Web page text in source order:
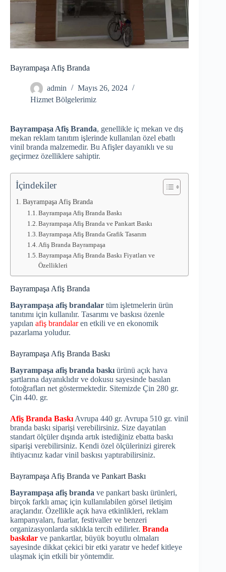
Bayrampaşa Afiş Branda
admin
Mayıs 26, 2024
Hizmet Bölgelerimiz
Bayrampaşa Afiş Branda, genellikle iç mekan ve dış
mekan reklam tanıtım işlerinde kullanılan özel ebatlı
vinil branda malzemedir. Bu Afişler dayanıklı ve su
geçirmez özelliklere sahiptir.
İçindekiler
Bayrampaşa Afiş Branda
Bayrampaşa Afiş Branda Baskı
Bayrampaşa Afiş Branda ve Pankart Baskı
Bayrampaşa Afiş Branda Grafik Tasarım
Afiş Branda Bayrampaşa
Bayrampaşa Afiş Branda Baskı Fiyatları ve
Özellikleri
Bayrampaşa Afiş Branda
Bayrampaşa afiş brandalar tüm işletmelerin ürün
tanıtımı için kullanılır. Tasarımı ve baskısı özenle
yapılan afiş brandalaren etkili ve en ekonomik
pazarlama yoludur.
Bayrampaşa Afiş Branda Baskı
Bayrampaşa afiş branda baskı ürünü açık hava
şartlarına dayanıklıdır ve dokusu sayesinde basılan
fotoğrafları net göstermektedir. Sitemizde Çin 280 gr.
Çin 440. gr.
Afiş Branda Baskı Avrupa 440 gr. Avrupa 510 gr. vinil
branda baskı siparişi verebilirsiniz. Size dayatılan
standart ölçüler dışında artık istediğiniz ebatta baskı
siparişi verebilirsiniz. Kendi özel ölçülerinizi girerek
ihtiyacınız kadar vinil baskısı yaptırabilirsiniz.
Bayrampaşa Afiş Branda ve Pankart Baskı
Bayrampaşa afiş branda ve pankart baskı ürünleri,
birçok farklı amaç için kullanılabilen görsel iletişim
araçlarıdır. Özellikle açık hava etkinlikleri, reklam
kampanyaları, fuarlar, festivaller ve benzeri
organizasyonlarda sıklıkla tercih edilirler. Branda
baskılar ve pankartlar, büyük boyutlu olmaları
sayesinde dikkat çekici bir etki yaratır ve hedef kitleye
ulaşmak için etkili bir yöntemdir.